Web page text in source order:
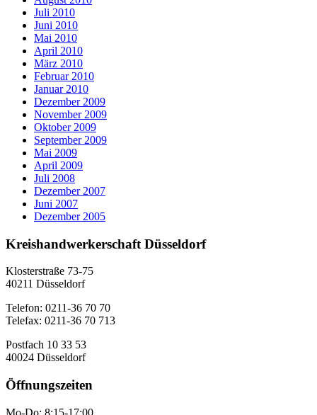
Juli 2010
Juni 2010
Mai 2010
April 2010
März 2010
Februar 2010
Januar 2010
Dezember 2009
November 2009
Oktober 2009
September 2009
Mai 2009
April 2009
Juli 2008
Dezember 2007
Juni 2007
Dezember 2005
Kreishandwerkerschaft Düsseldorf
Klosterstraße 73-75
40211 Düsseldorf
Telefon: 0211-36 70 70
Telefax: 0211-36 70 713
Postfach 10 33 53
40024 Düsseldorf
Öffnungszeiten
Mo-Do: 8:15-17:00